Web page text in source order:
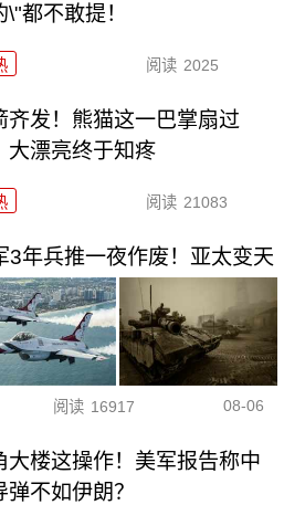
\"都不敢提！
阅读 2025
齐发！熊猫这一巴掌扇过
大漂亮终于知疼
阅读 21083
3年兵推一夜作废！亚太变天
阅读 16917 08-06
大楼这操作！美军报告称中
弹不如伊朗？